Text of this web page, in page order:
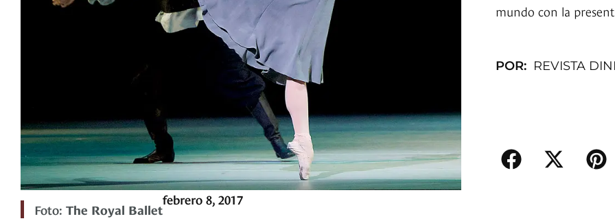
Foto: The Royal Ballet
febrero 8, 2017
mundo con la
POR: REVISTA